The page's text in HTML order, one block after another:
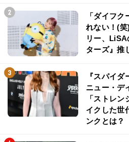
「ダイフ
れない！(笑
リー、
ターズ』推
『スパイダ
ニュー・デ
「ストレ
イクした世
ンクとは？